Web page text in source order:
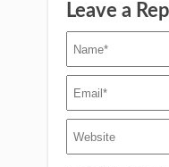
Leave a